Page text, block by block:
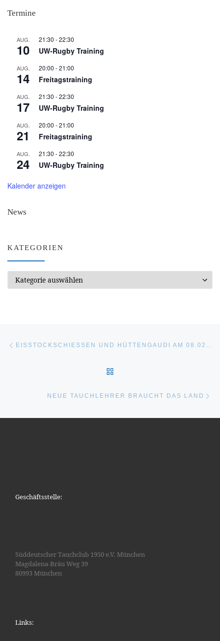
Termine
AUG.
10
21:30 -22:30
UW-Rugby Training
AUG.
14
20:00 -21:00
Freitagstraining
AUG.
17
21:30 -22:30
UW-Rugby Training
AUG.
21
20:00 -21:00
Freitagstraining
AUG.
24
21:30 -22:30
UW-Rugby Training
Kalender anzeigen
News
KATEGORIEN
EISSTOCKSCHIESSEN UND HÜTTENGAUDI AM 08.02.2026
NEUE TAUCHLEHRER BRAUCHT DAS LAND
Geschäftsstelle:
Süddeutscher Tauchclub 1950 e.V. München
Magdalena-Bräu Weg 39
80993 München
Links: